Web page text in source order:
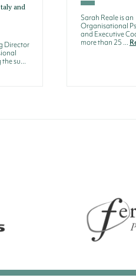
and
Director
su...
Sarah Reale is an
Organisational
and Executive
more than 25 ...